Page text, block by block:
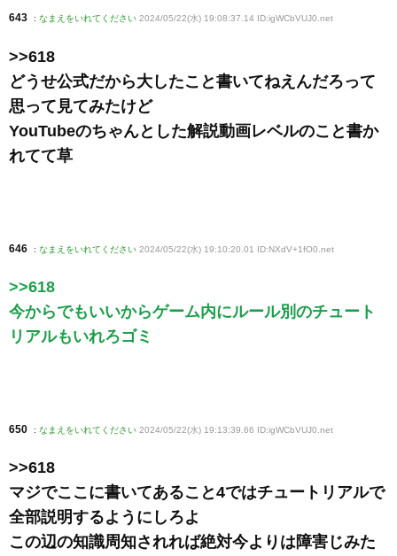
643 : なまえをいれてください 2024/05/22(水) 19:08:37.14 ID:igWCbVUJ0.net
>>618
どうせ公式だから大したこと書いてねえんだろって
思って見てみたけど
YouTubeのちゃんとした解説動画レベルのこと書か
れてて草
646 : なまえをいれてください 2024/05/22(水) 19:10:20.01 ID:NXdV+1fO0 .net
>>618
今からでもいいからゲーム内にルール別のチュート
リアルもいれろゴミ
650 : なまえをいれてください 2024/05/22(水) 19:13:39.66 ID:igWCbVUJ0 .net
>>618
マジでここに書いてあること4ではチュートリアルで
全部説明するようにしろよ
この辺の知識周知されれば絶対今よりは障害じみた